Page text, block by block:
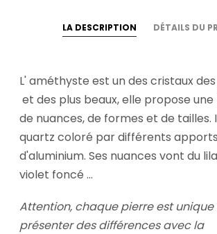
LA DESCRIPTION DÉTAILS DU
L' améthyste est un des cristaux
et des plus beaux, elle propose
de nuances, de formes et de tailles.
quartz coloré par différents
d'aluminium. Ses nuances vont du
violet foncé ...
Attention, chaque pierre est
présenter des différences avec la